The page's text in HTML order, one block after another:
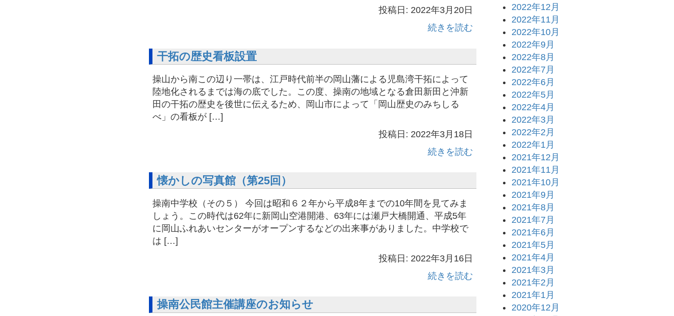
投稿日: 2022年3月20日
続きを読む
干拓の歴史看板設置
操山から南この辺り一帯は、江戸時代前半の岡山藩による児島湾干拓によって
陸地化されるまでは海の底でした。この度、操南の地域となる倉田新田と沖新
田の干拓の歴史を後世に伝えるため、岡山市によって「岡山歴史のみちしる
べ」の看板が […]
投稿日: 2022年3月18日
続きを読む
懐かしの写真館（第25回）
操南中学校（その５） 今回は昭和６２年から平成8年までの10年間を見てみま
しょう。この時代は62年に新岡山空港開港、63年には瀬戸大橋開通、平成5年
に岡山ふれあいセンターがオープンするなどの出来事がありました。中学校で
は […]
投稿日: 2022年3月16日
続きを読む
操南公民館主催講座のお知らせ
2022年12月
2022年11月
2022年10月
2022年9月
2022年8月
2022年7月
2022年6月
2022年5月
2022年4月
2022年3月
2022年2月
2022年1月
2021年12月
2021年11月
2021年10月
2021年9月
2021年8月
2021年7月
2021年6月
2021年5月
2021年4月
2021年3月
2021年2月
2021年1月
2020年12月